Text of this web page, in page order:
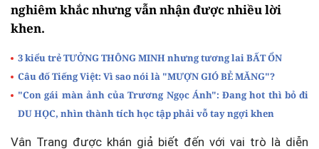
nghiêm khắc nhưng vẫn nhận được nhiều lời
khen.
3 kiểu trẻ TƯỞNG THÔNG MINH nhưng tương lai BẤT ỔN
Câu đố Tiếng Việt: Vì sao nói là "MƯỢN GIÓ BẺ MĂNG"?
"Con gái màn ảnh của Trương Ngọc Ánh": Đang hot thì bỏ đi
DU HỌC, nhìn thành tích học tập phải vỗ tay ngợi khen
Vân Trang được khán giả biết đến với vai trò là diễn